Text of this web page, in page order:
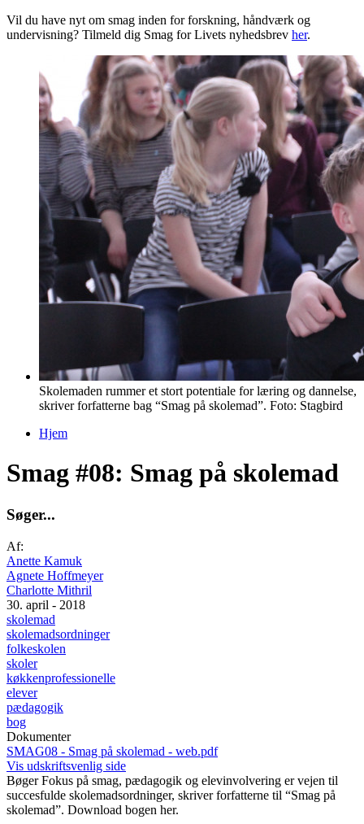
Vil du have nyt om smag inden for forskning, håndværk og
undervisning? Tilmeld dig Smag for Livets nyhedsbrev her.
Skolemaden rummer et stort potentiale for læring og dannelse,
skriver forfatterne bag “Smag på skolemad”. Foto: Stagbird
Hjem
Smag #08: Smag på skolemad
Søger...
Af:
Anette Kamuk
Agnete Hoffmeyer
Charlotte Mithril
30. april - 2018
skolemad
skolemadsordninger
folkeskolen
skoler
køkkenprofessionelle
elever
pædagogik
bog
Dokumenter
SMAG08 - Smag på skolemad - web.pdf
Vis udskriftsvenlig side
BøgerFokus på smag, pædagogik og elevinvolvering er vejen til
succesfulde skolemadsordninger, skriver forfatterne til “Smag på
skolemad”. Download bogen her.